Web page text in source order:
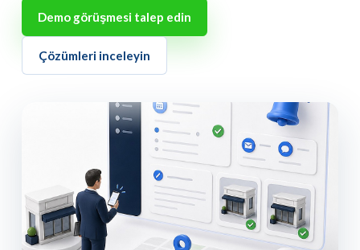
Demo görüşmesi talep edin
Çözümleri inceleyin